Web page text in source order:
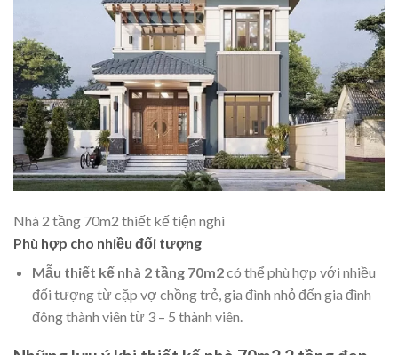
Nhà 2 tầng 70m2 thiết kế tiện nghi
Phù hợp cho nhiều đối tượng
Mẫu thiết kế nhà 2 tầng 70m2có thể phù hợp với nhiều
đối tượng từ cặp vợ chồng trẻ, gia đình nhỏ đến gia đình
đông thành viên từ 3 – 5 thành viên.